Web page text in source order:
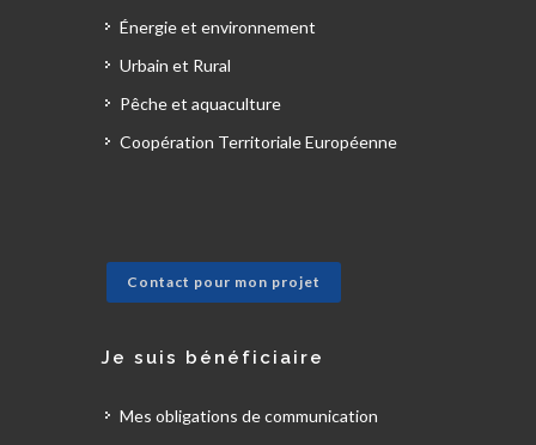
Énergie et environnement
Urbain et Rural
Pêche et aquaculture
Coopération Territoriale Européenne
Contact pour mon projet
Je suis bénéficiaire
Mes obligations de communication